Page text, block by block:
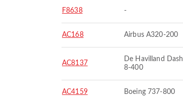
F8638 -
AC168 Airbus A320-200
AC8137
De Havilland Dash
8-400
AC4159 Boeing 737-800